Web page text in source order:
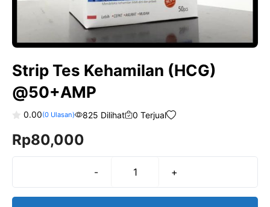
Strip Tes Kehamilan (HCG)
@50+AMP
o
u
0.00(0Ulasan) 825 Dilihat 0 Terjual
Rp80,000
-
Kuantitas
+